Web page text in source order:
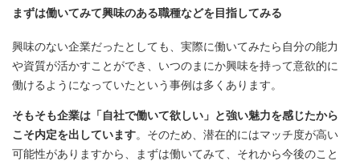
まずは働いてみて興味のある職種などを目指してみる
興味のない企業だったとしても、実際に働いてみたら自分の能力
や資質が活かすことができ、いつのまにか興味を持って意欲的に
働けるようになっていたという事例は多くあります。
そもそも企業は「自社で働いて欲しい」と強い魅力を感じたから
こそ内定を出しています。そのため、潜在的にはマッチ度が高い
可能性がありますから、まずは働いてみて、それから今後のこと